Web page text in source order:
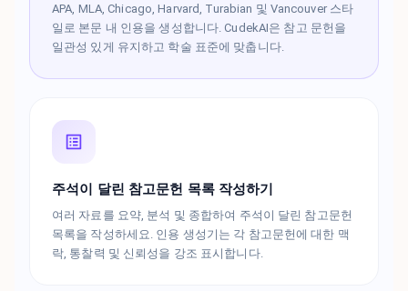
APA, MLA, Chicago, Harvard, Turabian 및 Vancouver 스타
일로 본문 내 인용을 생성합니다. CudekAI은 참고 문헌을
일관성 있게 유지하고 학술 표준에 맞춥니다.
주석이 달린 참고문헌 목록 작성하기
여러 자료를 요약, 분석 및 종합하여 주석이 달린 참고문헌
목록을 작성하세요. 인용 생성기는 각 참고문헌에 대한 맥
락, 통찰력 및 신뢰성을 강조 표시합니다.